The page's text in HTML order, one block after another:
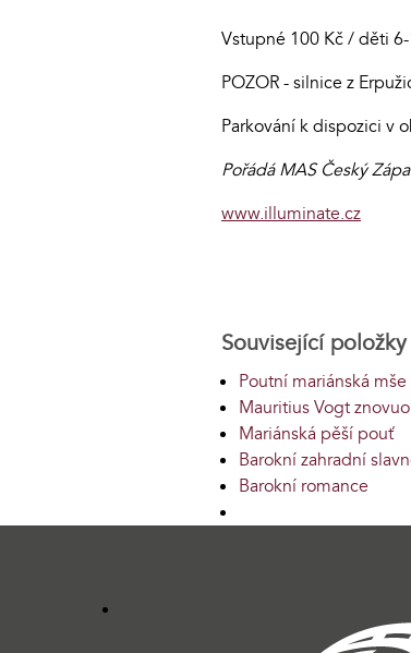
Vstupné 100 Kč / děti
POZOR - silnice z
Parkování k dispozici v
Pořádá MAS Český
www.illuminate.cz
Související položky
Poutní mariánská mše
Mauritius Vogt
Mariánská pěší pouť
Barokní zahradní
Barokní romance